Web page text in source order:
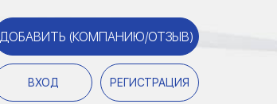
ДОБАВИТЬ (КОМПАНИЮ/ОТЗЫВ)
ВХОД РЕГИСТРАЦИЯ